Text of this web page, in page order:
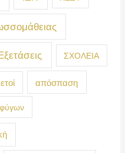
ΣΧΟΛΕΙΑ
απόσπαση